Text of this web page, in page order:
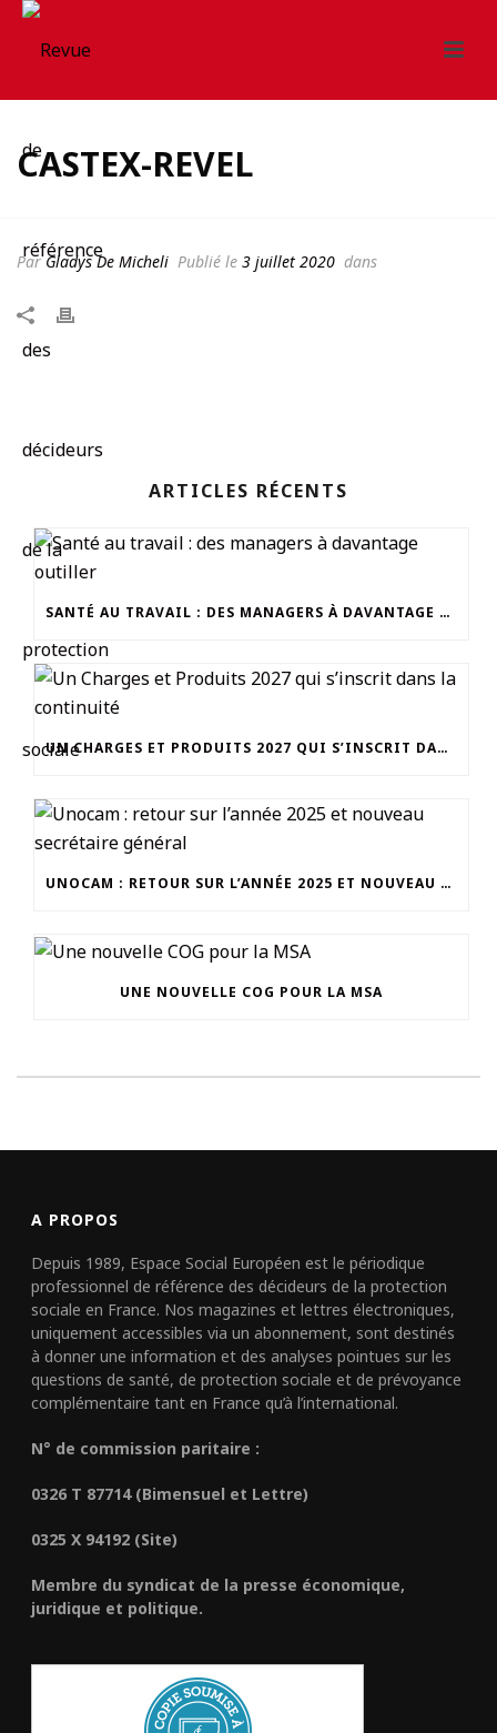
CASTEX-REVEL
ParGladys De Micheli Publié le 3 juillet 2020 dans
ARTICLES RÉCENTS
SANTÉ AU TRAVAIL : DES MANAGERS À DAVANTAGE OUTILLER
UN CHARGES ET PRODUITS 2027 QUI S’INSCRIT DANS LA CONTINUITÉ
UNOCAM : RETOUR SUR L’ANNÉE 2025 ET NOUVEAU SECRÉTAIRE GÉNÉRAL
UNE NOUVELLE COG POUR LA MSA
A PROPOS
Depuis 1989, Espace Social Européen est le périodique
professionnel de référence des décideurs de la protection
sociale en France. Nos magazines et lettres électroniques,
uniquement accessibles via un abonnement, sont destinés
à donner une information et des analyses pointues sur les
questions de santé, de protection sociale et de prévoyance
complémentaire tant en France qu’à l’international.
N° de commission paritaire :
0326 T 87714 (Bimensuel et Lettre)
0325 X 94192 (Site)
Membre du syndicat de la presse économique,
juridique et politique.